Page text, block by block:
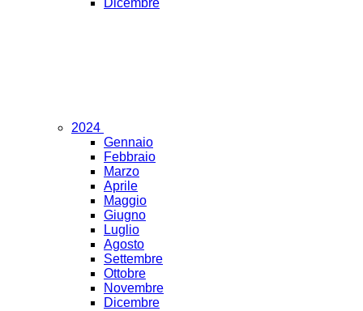
Dicembre
2024
Gennaio
Febbraio
Marzo
Aprile
Maggio
Giugno
Luglio
Agosto
Settembre
Ottobre
Novembre
Dicembre